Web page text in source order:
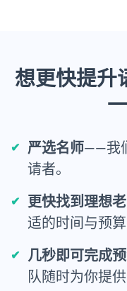
想更快提升
严选名师——我
请者。
更快找到理想
适的时间与预算
几秒即可完成
队随时为你提